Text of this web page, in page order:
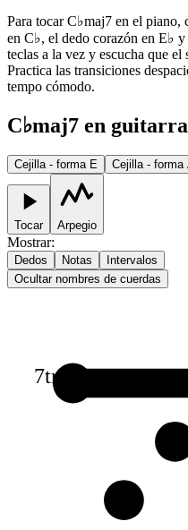
Para tocar C♭maj7 en el piano,
en C♭, el dedo corazón en E♭
teclas a la vez y escucha que
Practica las transiciones
tempo cómodo.
C♭maj7 en guitarra
Cejilla - forma E Cejilla - forma
Tocar Arpegio
Mostrar:
Dedos Notas
Intervalos
Ocultar nombres de cuerdas
7tr